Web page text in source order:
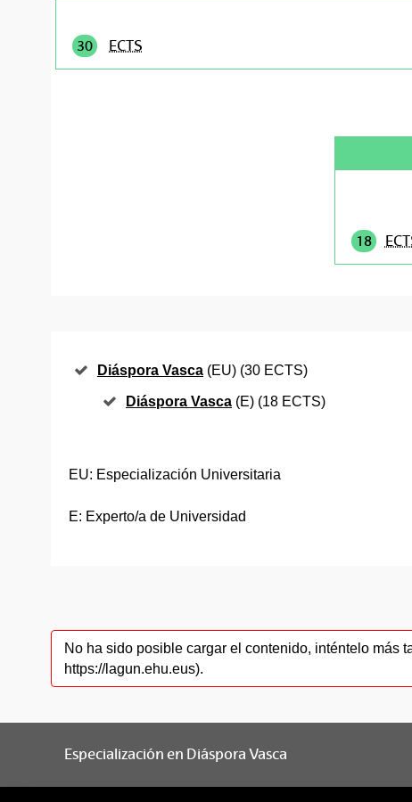
30 ECTS
18
Diáspora Vasca (EU) (30 ECTS)
Diáspora Vasca (E) (18 ECTS)
EU: Especialización Universitaria
E: Experto/a de Universidad
No ha sido posible cargar el contenido, inténtelo más
https://lagun.ehu.eus).
Especialización en Diáspora Vasca